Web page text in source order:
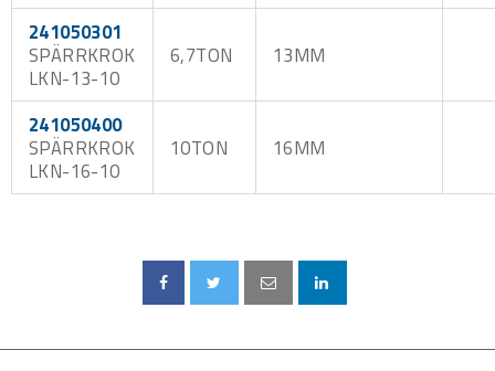
241050301
SPÄRRKROK
LKN-13-10
6,7TON 13MM
241050400
SPÄRRKROK
LKN-16-10
10TON 16MM